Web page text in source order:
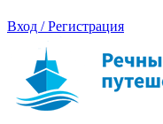
Вход / Регистрация